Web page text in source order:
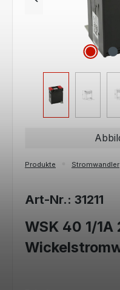
Produkte Stromwandler
Art-Nr.: 31211
WSK 40 1/